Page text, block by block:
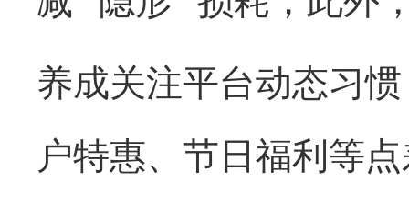
养成关注平台动态习
户特惠、节日福利等